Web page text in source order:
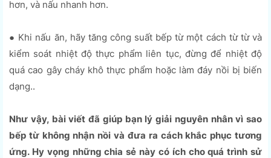
hơn, và nấu nhanh hơn.
● Khi nấu ăn, hãy tăng công suất bếp từ một cách từ từ và
kiểm soát nhiệt độ thực phẩm liên tục, đừng để nhiệt độ
quá cao gây cháy khô thực phẩm hoặc làm đáy nồi bị biến
dạng..
Như vậy, bài viết đã giúp bạn lý giải nguyên nhân vì sao
bếp từ không nhận nồi và đưa ra cách khắc phục tương
ứng. Hy vọng những chia sẻ này có ích cho quá trình sử